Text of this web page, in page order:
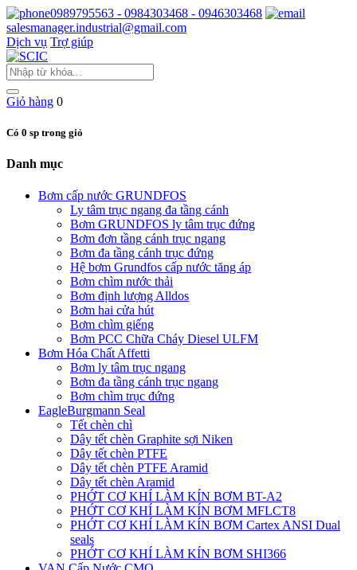
0989795563 - 0984303468 - 0946303468
salesmanager.industrial@gmail.com
Dịch vụ Trợ giúp
Giỏ hàng 0
Có 0 sp trong giỏ
Danh mục
Bơm cấp nước GRUNDFOS
Ly tâm trục ngang đa tầng cánh
Bơm GRUNDFOS ly tâm trục đứng
Bơm đơn tầng cánh trục ngang
Bơm đa tầng cánh trục đứng
Hệ bơm Grundfos cấp nước tăng áp
Bơm chìm nước thải
Bơm định lượng Alldos
Bơm hai cửa hút
Bơm chìm giếng
Bơm PCC Chữa Cháy Diesel ULFM
Bơm Hóa Chất Affetti
Bơm ly tâm trục ngang
Bơm đa tầng cánh trục ngang
Bơm chìm trục đứng
EagleBurgmann Seal
Tết chèn chì
Dây tết chèn Graphite sợi Niken
Dây tết chèn PTFE
Dây tết chèn PTFE Aramid
Dây tết chèn Aramid
PHỚT CƠ KHÍ LÀM KÍN BƠM BT-A2
PHỚT CƠ KHÍ LÀM KÍN BƠM MFLCT8
PHỚT CƠ KHÍ LÀM KÍN BƠM Cartex ANSI Dual
seals
PHỚT CƠ KHÍ LÀM KÍN BƠM SHI366